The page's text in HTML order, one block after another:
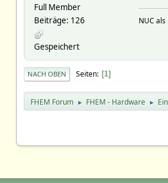
Full Member
Beiträge: 126
Gespeichert
NUC
NACH OBEN Seiten 1
FHEM Forum ► FHEM - Hardware ►